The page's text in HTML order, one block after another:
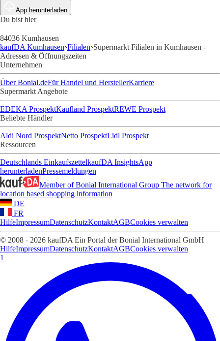
App herunterladen
Du bist hier
84036 Kumhausen
kaufDA Kumhausen Filialen Supermarkt Filialen in Kumhausen -
Adressen & Öffnungszeiten
Unternehmen
Über Bonial.deFür Handel und HerstellerKarriere
Supermarkt Angebote
EDEKA ProspektKaufland ProspektREWE Prospekt
Beliebte Händler
Aldi Nord ProspektNetto ProspektLidl Prospekt
Ressourcen
Deutschlands EinkaufszettelkaufDA InsightsApp
herunterladenPressemeldungen
Member of Bonial International Group The network for
location based shopping information
DE
FR
HilfeImpressumDatenschutzKontaktAGBCookies verwalten
© 2008 - 2026 kaufDA Ein Portal der Bonial International GmbH
HilfeImpressumDatenschutzKontaktAGBCookies verwalten
1